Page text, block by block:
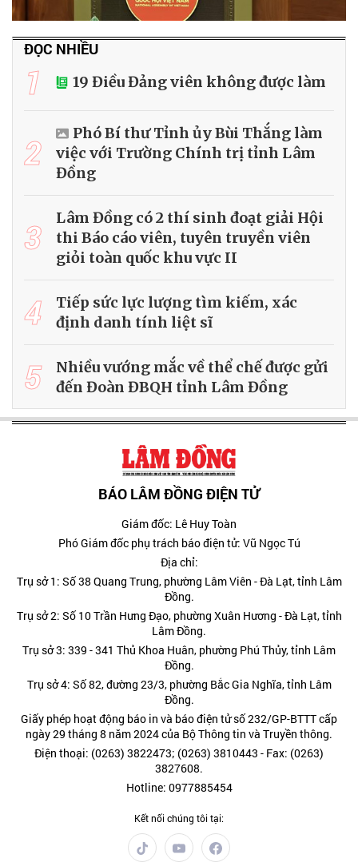
ĐỌC NHIỀU
1 19 Điều Đảng viên không được làm
2
Phó Bí thư Tỉnh ủy Bùi Thắng làm
việc với Trường Chính trị tỉnh Lâm
Đồng
3
Lâm Đồng có 2 thí sinh đoạt giải Hội
thi Báo cáo viên, tuyên truyền viên
giỏi toàn quốc khu vực II
4
Tiếp sức lực lượng tìm kiếm, xác
định danh tính liệt sĩ
5
Nhiều vướng mắc về thể chế được gửi
đến Đoàn ĐBQH tỉnh Lâm Đồng
BÁO LÂM ĐỒNG ĐIỆN TỬ
Giám đốc: Lê Huy Toàn
Phó Giám đốc phụ trách báo điện tử: Vũ Ngọc Tú
Địa chỉ:
Trụ sở 1: Số 38 Quang Trung, phường Lâm Viên - Đà Lạt, tỉnh Lâm
Đồng.
Trụ sở 2: Số 10 Trần Hưng Đạo, phường Xuân Hương - Đà Lạt, tỉnh
Lâm Đồng.
Trụ sở 3: 339 - 341 Thủ Khoa Huân, phường Phú Thủy, tỉnh Lâm
Đồng.
Trụ sở 4: Số 82, đường 23/3, phường Bắc Gia Nghĩa, tỉnh Lâm
Đồng.
Giấy phép hoạt động báo in và báo điện tử số 232/GP-BTTT cấp
ngày 29 tháng 8 năm 2024 của Bộ Thông tin và Truyền thông.
Điện thoại: (0263) 3822473; (0263) 3810443 - Fax: (0263)
3827608.
Hotline: 0977885454
Kết nối chúng tôi tại: